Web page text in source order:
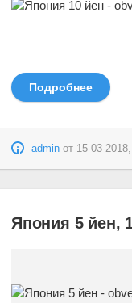
Подробнее
admin от 15-03-
Япония 5 йен,